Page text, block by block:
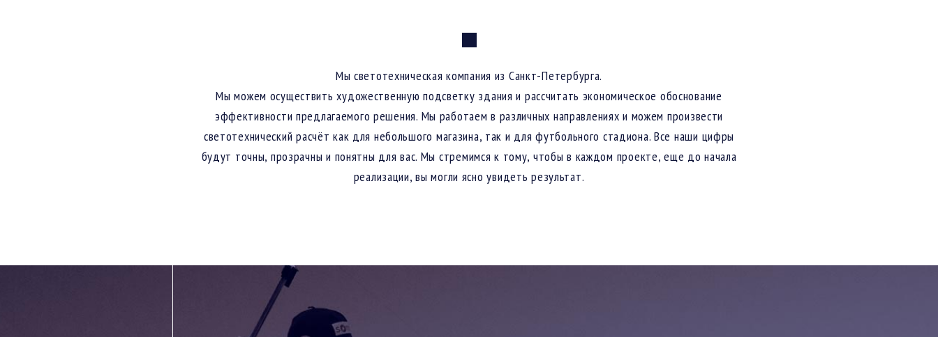
Мы светотехническая компания из Санкт-Петербурга.
Мы можем осуществить художественную подсветку здания и рассчитать экономическое обоснование
эффективности предлагаемого решения. Мы работаем в различных направлениях и можем произвести
светотехнический расчёт как для небольшого магазина, так и для футбольного стадиона. Все наши цифры
будут точны, прозрачны и понятны для вас. Мы стремимся к тому, чтобы в каждом проекте, еще до начала
реализации, вы могли ясно увидеть результат.